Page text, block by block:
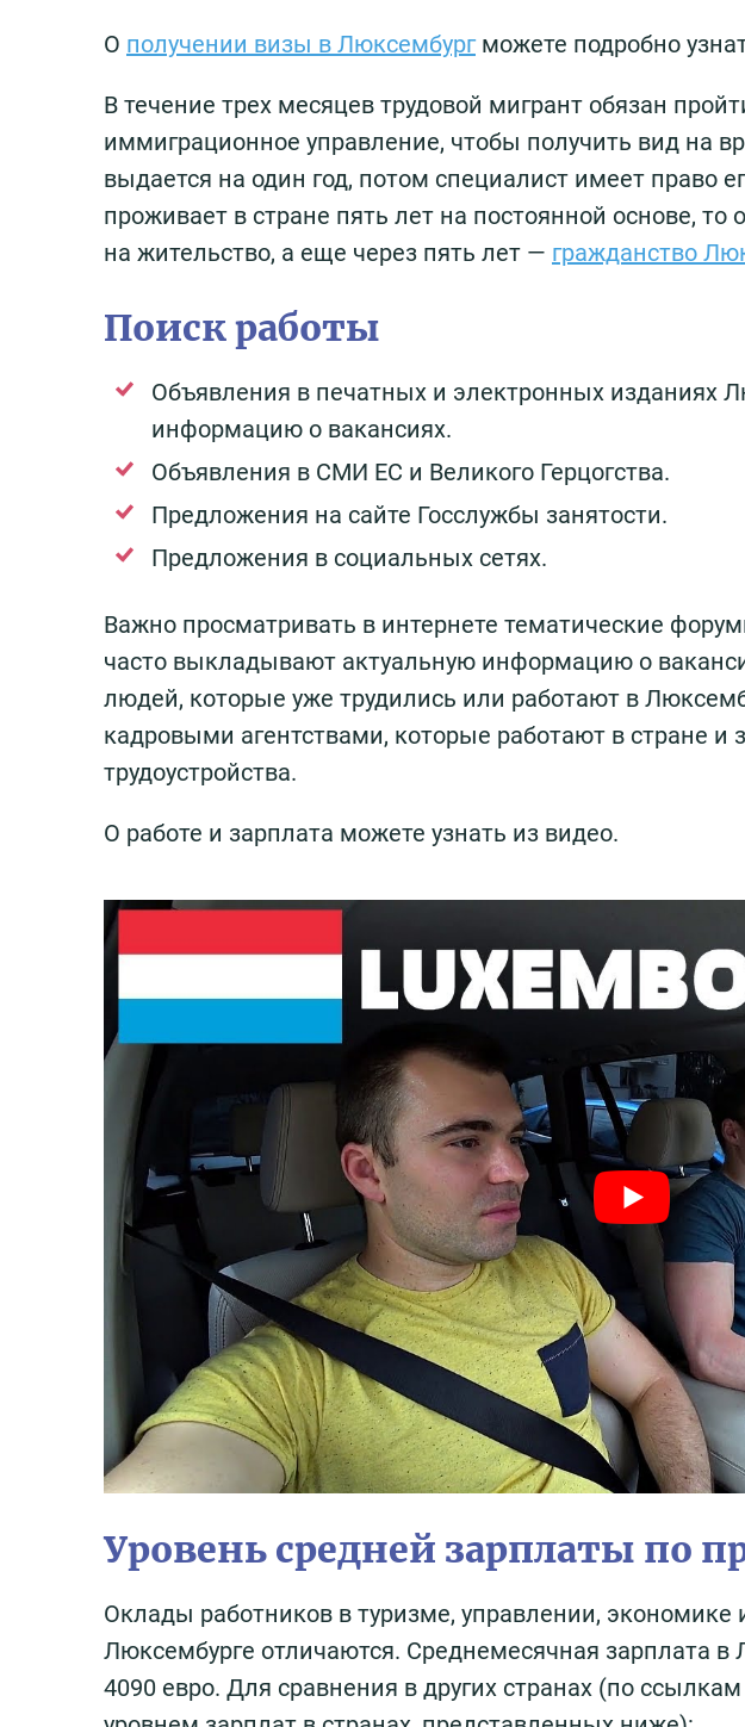
О получении визы в Люксембургможете подробно
В течение трех месяцев трудовой мигрант обязан
иммиграционное управление, чтобы получить вид на
выдается на один год, потом специалист имеет право
проживает в стране пять лет на постоянной основе,
на жительство, а еще через пять лет — гражданство
Поиск работы
Объявления в печатных и электронных изданиях
информацию о вакансиях.
Объявления в СМИ ЕС и Великого Герцогства.
Предложения на сайте Госслужбы занятости.
Предложения в социальных сетях.
Важно просматривать в интернете тематические
часто выкладывают актуальную информацию о
людей, которые уже трудились или работают в
кадровыми агентствами, которые работают в стране и
трудоустройства.
О работе и зарплата можете узнать из видео.
Уровень средней зарплаты по
Оклады работников в туризме, управлении, экономике
Люксембурге отличаются. Среднемесячная зарплата в
4090 евро. Для сравнения в других странах (по